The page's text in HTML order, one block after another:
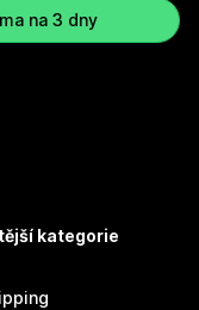
na 3 dny
kategorie